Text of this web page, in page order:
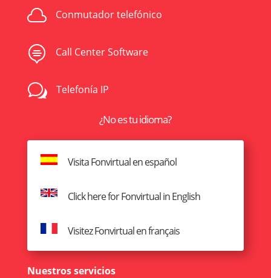
 Conmutador telefónico
 Call Center Software
w Telefonía IP
¿No es tu idioma?
Visita Fonvirtual en español
Click here for Fonvirtual in English
Visitez Fonvirtual en français
Nuestros servicios